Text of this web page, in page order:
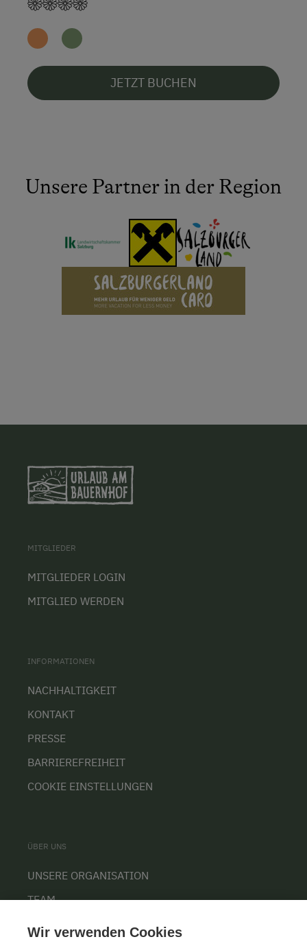
JETZT BUCHEN
Unsere Partner in der Region
MITGLIEDER
MITGLIEDER LOGIN
MITGLIED WERDEN
INFORMATIONEN
NACHHALTIGKEIT
KONTAKT
PRESSE
BARRIEREFREIHEIT
COOKIE EINSTELLUNGEN
ÜBER UNS
UNSERE ORGANISATION
TEAM
Wir verwenden Cookies